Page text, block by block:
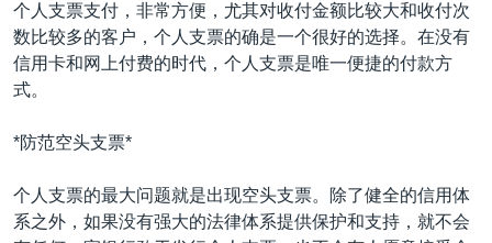
个人支票支付，非常方便，尤其对收付金额比较大和收付次
数比较多的客户，个人支票的确是一个很好的选择。在没有
信用卡和网上付费的时代，个人支票是唯一便捷的付款方
式。
*防范空头支票*
个人支票的最大问题就是出现空头支票。除了健全的信用体
系之外，如果没有强大的法律体系提供保护和支持，就不会